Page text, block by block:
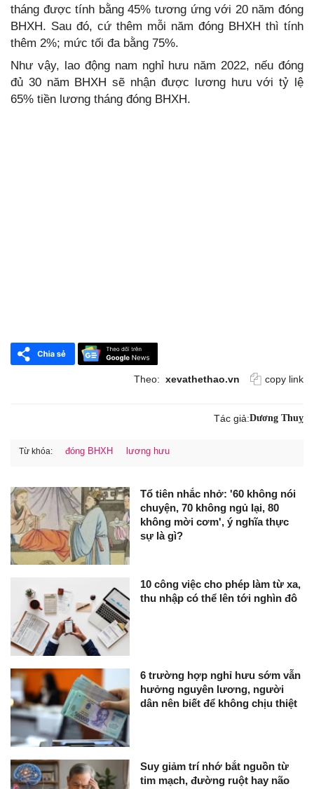
tháng được tính bằng 45% tương ứng với 20 năm đóng
BHXH. Sau đó, cứ thêm mỗi năm đóng BHXH thì tính
thêm 2%; mức tối đa bằng 75%.
Như vậy, lao động nam nghỉ hưu năm 2022, nếu đóng
đủ 30 năm BHXH sẽ nhận được lương hưu với tỷ lệ
65% tiền lương tháng đóng BHXH.
Theo: xevathethao.vn copy link
Tác giả:Dương Thuỵ
Từ khóa: đóng BHXH lương hưu
Tổ tiên nhắc nhở: '60 không nói
chuyện, 70 không ngủ lại, 80
không mời cơm', ý nghĩa thực
sự là gì?
10 công việc cho phép làm từ xa,
thu nhập có thể lên tới nghìn đô
6 trường hợp nghỉ hưu sớm vẫn
hưởng nguyên lương, người
dân nên biết để không chịu thiệt
Suy giảm trí nhớ bắt nguồn từ
tim mạch, đường ruột hay não